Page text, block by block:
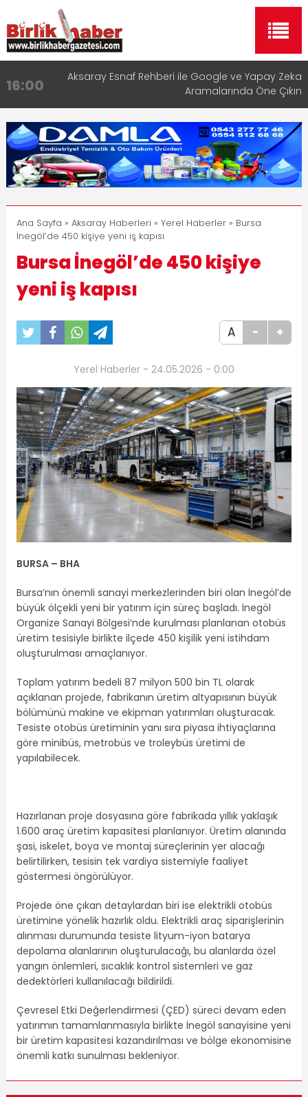
16:00
Aksaray Esnaf Rehberi ile Google ve Yapay Zeka
Aramalarında Öne Çıkın
8:23 Aksaray Esnaf Rehberi Hizmete Girdi
11:30
Birlikhaber.com Yayın Hayatına Başladı | Hızlı ve
Akıllı Haber Platformu
13:33 Taşımacılıkta Dijital Devrim: Rota Sepetim
17:15
Aksaray OSB Bölge Müdürü Makam Koltuğunu
Çocuklara Bıraktı
Ana Sayfa » Aksaray Haberleri » Yerel Haberler» Bursa
İnegöl’de 450 kişiye yeni iş kapısı
Bursa İnegöl’de 450 kişiye
yeni iş kapısı
A - +
Yerel Haberler - 24.05.2026 - 0:00
BURSA – BHA
Bursa’nın önemli sanayi merkezlerinden biri olan İnegöl’de
büyük ölçekli yeni bir yatırım için süreç başladı. İnegöl
Organize Sanayi Bölgesi’nde kurulması planlanan otobüs
üretim tesisiyle birlikte ilçede 450 kişilik yeni istihdam
oluşturulması amaçlanıyor.
Toplam yatırım bedeli 87 milyon 500 bin TL olarak
açıklanan projede, fabrikanın üretim altyapısının büyük
bölümünü makine ve ekipman yatırımları oluşturacak.
Tesiste otobüs üretiminin yanı sıra piyasa ihtiyaçlarına
göre minibüs, metrobüs ve troleybüs üretimi de
yapılabilecek.
Hazırlanan proje dosyasına göre fabrikada yıllık yaklaşık
1.600 araç üretim kapasitesi planlanıyor. Üretim alanında
şasi, iskelet, boya ve montaj süreçlerinin yer alacağı
belirtilirken, tesisin tek vardiya sistemiyle faaliyet
göstermesi öngörülüyor.
Projede öne çıkan detaylardan biri ise elektrikli otobüs
üretimine yönelik hazırlık oldu. Elektrikli araç siparişlerinin
alınması durumunda tesiste lityum-iyon batarya
depolama alanlarının oluşturulacağı, bu alanlarda özel
yangın önlemleri, sıcaklık kontrol sistemleri ve gaz
dedektörleri kullanılacağı bildirildi.
Çevresel Etki Değerlendirmesi (ÇED) süreci devam eden
yatırımın tamamlanmasıyla birlikte İnegöl sanayisine yeni
bir üretim kapasitesi kazandırılması ve bölge ekonomisine
önemli katkı sunulması bekleniyor.